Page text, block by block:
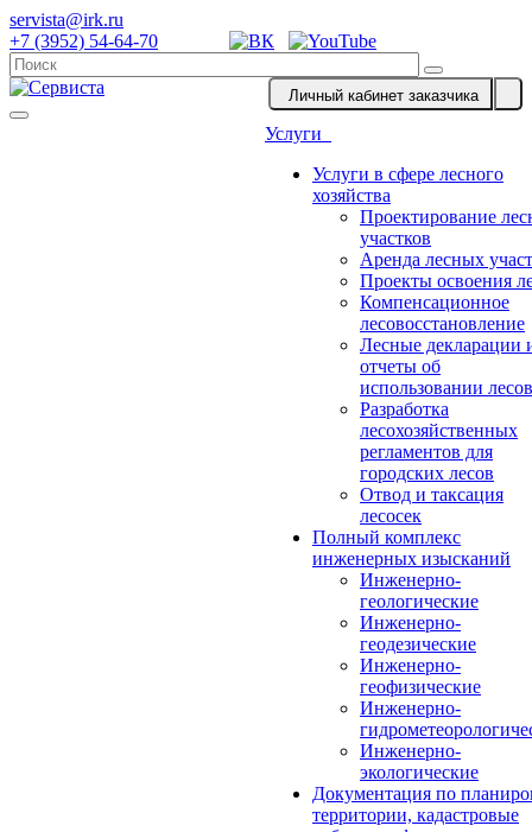
servista@irk.ru
+7 (3952) 54-64-70
Личный кабинет заказчика
Услуги
Услуги в сфере лесного
хозяйства
Проектирование
участков
Аренда лесных
Проекты освоения
Компенсационное
лесовосстановление
Лесные декларации
отчеты об
использовании лесов
Разработка
лесохозяйственных
регламентов для
городских лесов
Отвод и таксация
лесосек
Полный комплекс
инженерных изысканий
Инженерно-
геологические
Инженерно-
геодезические
Инженерно-
геофизические
Инженерно-
Инженерно-
экологические
Документация по
территории, кадастровые